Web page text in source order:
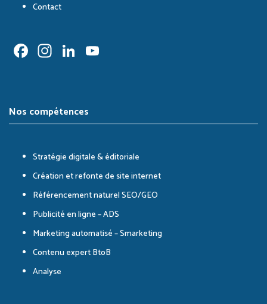
Contact
Facebook
Instagram
LinkedIn
Nos compétences
Stratégie digitale & éditoriale
Création et refonte de site internet
Référencement naturel SEO/GEO
Publicité en ligne – ADS
Marketing automatisé – Smarketing
Contenu expert BtoB
Analyse